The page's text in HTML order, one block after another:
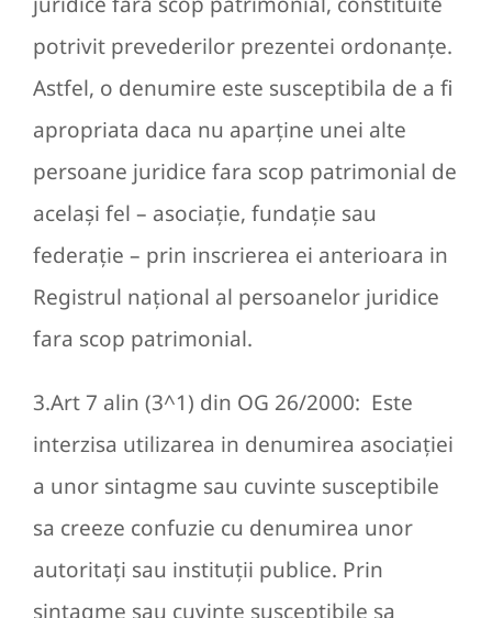
potrivit prevederilor prezentei ordonanţe.
Astfel, o denumire este susceptibila de a fi
apropriata daca nu aparţine unei alte
persoane juridice fara scop patrimonial de
acelaşi fel – asociaţie, fundaţie sau
federaţie – prin inscrierea ei anterioara in
Registrul naţional al persoanelor juridice
fara scop patrimonial.
3.Art 7 alin (3^1) din OG 26/2000: Este
interzisa utilizarea in denumirea asociaţiei
a unor sintagme sau cuvinte susceptibile
sa creeze confuzie cu denumirea unor
autoritaţi sau instituţii publice. Prin
sintagme sau cuvinte susceptibile sa